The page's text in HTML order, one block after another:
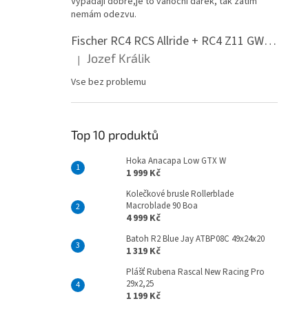
nemám odezvu.
Fischer RC4 RCS Allride + RC4 Z11 GW PR
Hodnocení produktu je 5 z 5 hvězdiček.
| Jozef Králik
Vse bez problemu
Top 10 produktů
Hoka Anacapa Low GTX W
1 999 Kč
Kolečkové brusle Rollerblade
Macroblade 90 Boa
4 999 Kč
Batoh R2 Blue Jay ATBP08C 49x24x20
1 319 Kč
Plášť Rubena Rascal New Racing Pro
29x2,25
1 199 Kč